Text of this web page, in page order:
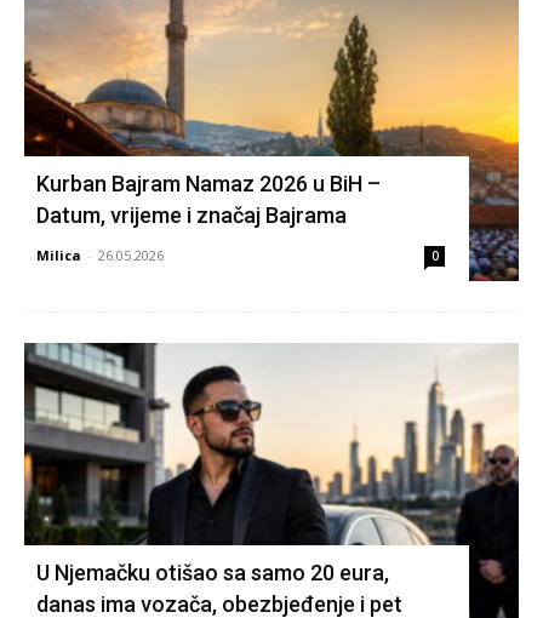
Kurban Bajram Namaz 2026 u BiH –
Datum, vrijeme i značaj Bajrama
Milica - 26.05.2026 0
U Njemačku otišao sa samo 20 eura,
danas ima vozača, obezbjeđenje i pet